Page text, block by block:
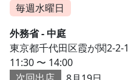
毎週水曜日
外務省 - 中庭
東京都千代田区霞が関2-2-1
11:30 〜 14:00